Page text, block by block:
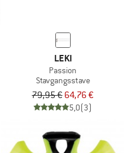
LEKI
Passion
Stavgangsstave
79,95 € 64,76 €
5,0(3)